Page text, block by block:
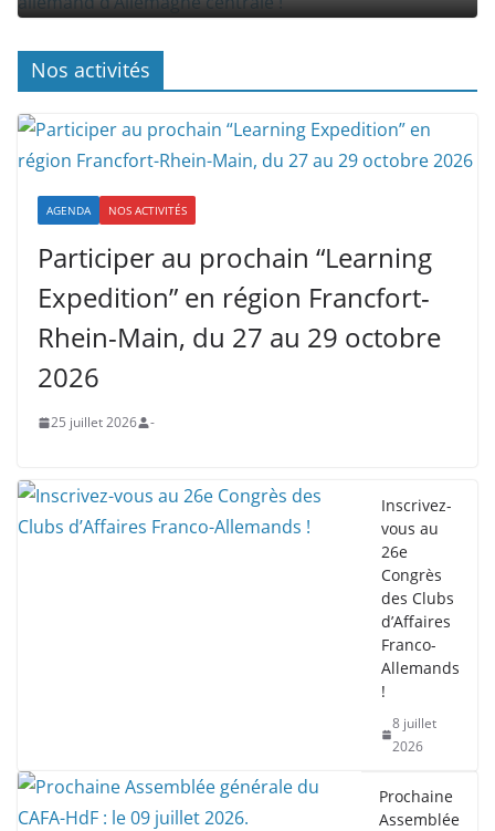
Nos activités
AGENDA NOS ACTIVITÉS
Participer au prochain “Learning
Expedition” en région Francfort-
Rhein-Main, du 27 au 29 octobre
2026
25 juillet 2026 -
Inscrivez-
vous au
26e
Congrès
des Clubs
d’Affaires
Franco-
Allemands
!
8 juillet
2026
Prochaine
Assemblée